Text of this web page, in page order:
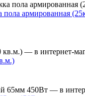
армированная